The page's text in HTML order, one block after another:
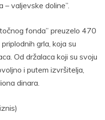
valjevske doline’’.
fonda” preuzelo 470
grla, koja su
Od držalaca koji su svoju
i putem izvršitelja,
dinara.